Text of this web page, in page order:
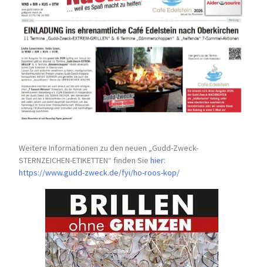
Weitere Informationen zu den neuen „Gudd-Zweck-
STERNZEICHEN-ETIKETTEN“ finden Siehier:
https://www.gudd-zweck.de/fyi/ho-roos-kop/